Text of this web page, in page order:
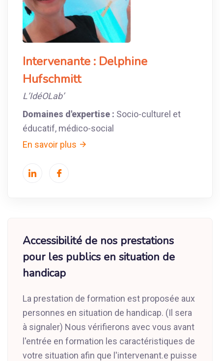
Intervenante : Delphine
Hufschmitt
L’IdéOLab’
Domaines d'expertise : Socio-culturel et
éducatif, médico-social
En savoir plus
Accessibilité de nos prestations
pour les publics en situation de
handicap
La prestation de formation est proposée aux
personnes en situation de handicap. (Il sera
à signaler) Nous vérifierons avec vous avant
l'entrée en formation les caractéristiques de
votre situation afin que l'intervenant.e puisse